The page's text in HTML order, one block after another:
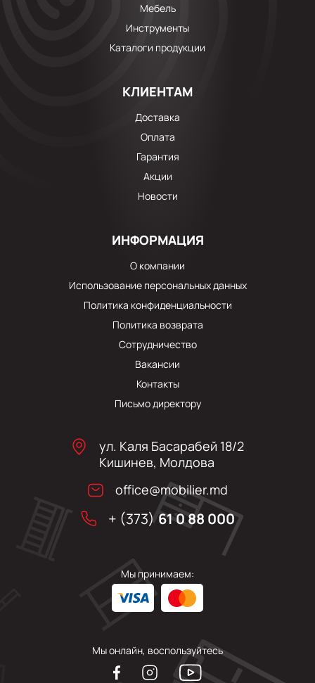
Мебель
Инструменты
Каталоги продукции
КЛИЕНТАМ
Доставка
Оплата
Гарантия
Акции
Новости
ИНФОРМАЦИЯ
О компании
Использование персональных данных
Политика конфиденциальности
Политика возврата
Сотрудничество
Вакансии
Контакты
Письмо директору
ул. Каля Басарабей 18/2
Кишинев, Молдова
office@mobilier.md
+ (373)61 0 88 000
Мы принимаем:
Мы онлайн, воспользуйтесь